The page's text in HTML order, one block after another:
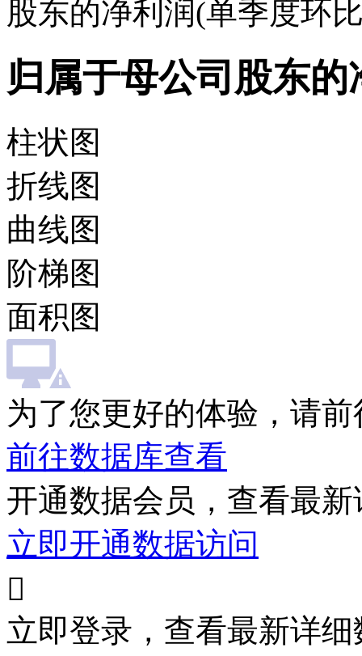
股东的净利润(单季度环
归属于母公司股东
柱状图
折线图
曲线图
阶梯图
面积图
为了您更好的体验，请
前往数据库查看
开通数据会员，查看最
立即开通数据访问

立即登录，查看最新详细